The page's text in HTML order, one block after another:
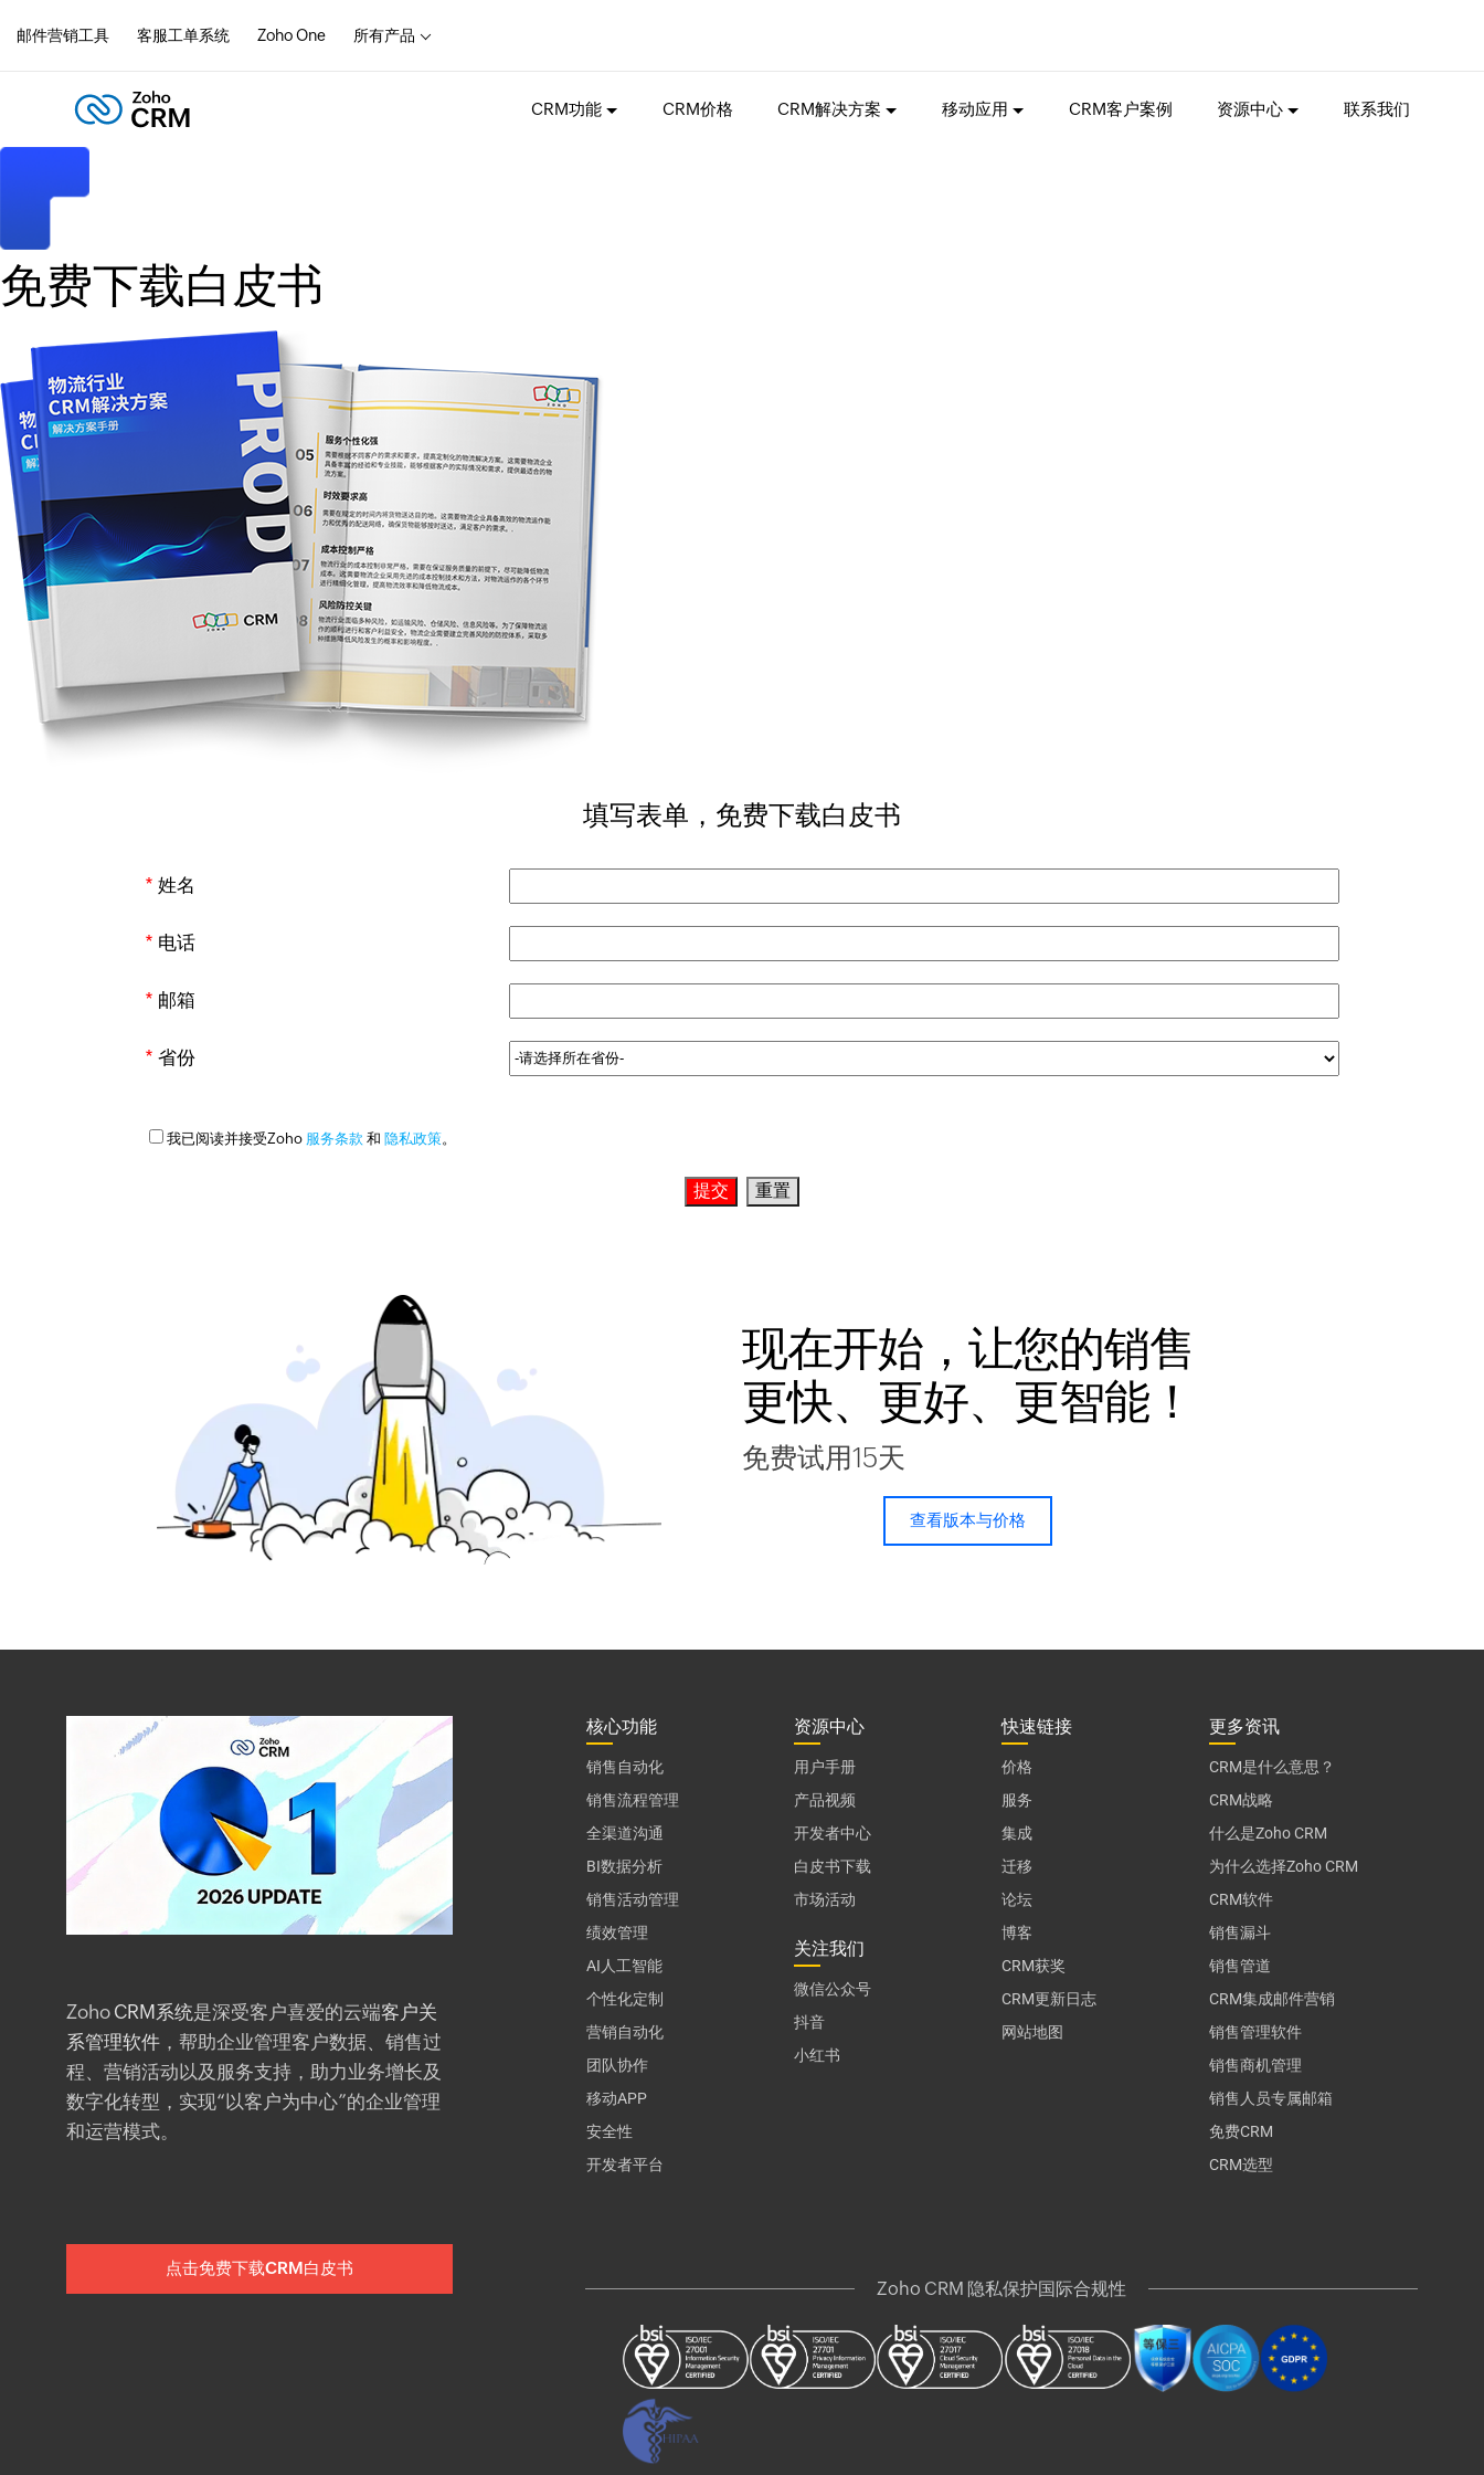
邮件营销工具 客服工单系统 Zoho One 所有产品
CRM功能 CRM价格 CRM解决方案 移动应用 CRM客户案例 资源中心 联系我们
免费下载白皮书
填写表单，免费下载白皮书
* 姓名
* 电话
* 邮箱
* 省份
我已阅读并接受Zoho 服务条款 和 隐私政策。
现在开始，让您的销售
更快、更好、更智能！
免费试用15天
查看版本与价格
Zoho CRM系统是深受客户喜爱的云端客户关
系管理软件 ，帮助企业管理客户数据、销售过
程、营销活动以及服务支持，助力业务增长及
数字化转型，实现“以客户为中心”的企业管理
和运营模式。
点击免费下载CRM白皮书
核心功能
销售自动化
销售流程管理
全渠道沟通
BI数据分析
销售活动管理
绩效管理
AI人工智能
个性化定制
营销自动化
团队协作
移动APP
安全性
开发者平台
资源中心
用户手册
产品视频
开发者中心
白皮书下载
市场活动
关注我们
微信公众号
抖音
小红书
快速链接
价格
服务
集成
迁移
论坛
博客
CRM获奖
CRM更新日志
网站地图
更多资讯
CRM是什么意思？
CRM战略
什么是Zoho CRM
为什么选择Zoho CRM
CRM软件
销售漏斗
销售管道
CRM集成邮件营销
销售管理软件
销售商机管理
销售人员专属邮箱
免费CRM
CRM选型
Zoho CRM 隐私保护国际合规性